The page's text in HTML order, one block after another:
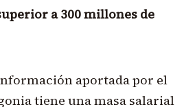
a 300 millones de
aportada por el
tiene una masa salarial